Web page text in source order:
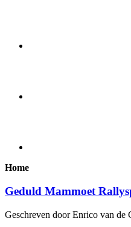
Home
Geduld Mammoet
Geschreven door Enrico van de